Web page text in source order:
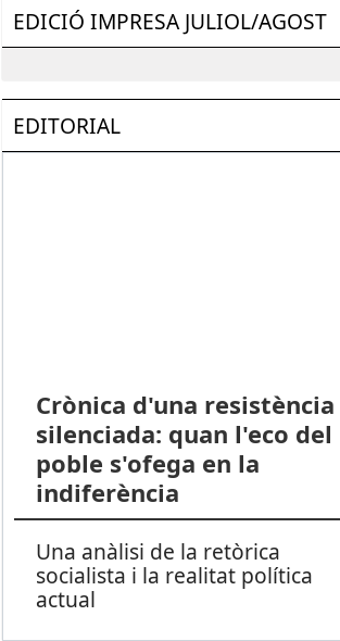
EDICIÓ IMPRESA JULIOL/AGOST
EDITORIAL
Crònica d'una resistència
silenciada: quan l'eco del
poble s'ofega en la
indiferència
Una anàlisi de la retòrica
socialista i la realitat política
actual